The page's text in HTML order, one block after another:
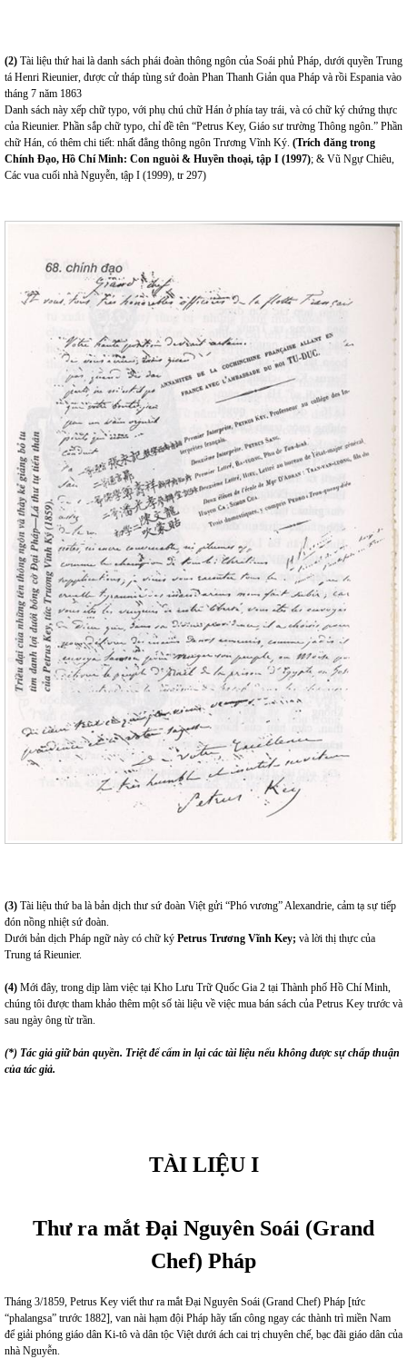
(2) Tài liệu thứ hai là danh sách phái đoàn thông ngôn của Soái phủ Pháp, dưới quyền Trung
tá Henri Rieunier, được cử tháp tùng sứ đoàn Phan Thanh Giản qua Pháp và rồi Espania vào
tháng 7 năm 1863
Danh sách này xếp chữ typo, với phụ chú chữ Hán ở phía tay trái, và có chữ ký chứng thực
của Rieunier. Phần sắp chữ typo, chỉ đề tên “Petrus Key, Giáo sư trường Thông ngôn.” Phần
chữ Hán, có thêm chi tiết: nhất đẳng thông ngôn Trương Vĩnh Ký. (Trích đăng trong
Chính Đạo, Hồ Chí Minh: Con nguòi & Huyền thoại, tập I (1997); & Vũ Ngự Chiêu,
Các vua cuối nhà Nguyễn, tập I (1999), tr 297)
(3) Tài liệu thứ ba là bản dịch thư sứ đoàn Việt gửi “Phó vương” Alexandrie, cảm tạ sự tiếp
đón nồng nhiệt sứ đoàn.
Dưới bản dịch Pháp ngữ này có chữ ký Petrus Trương Vĩnh Key; và lời thị thực của
Trung tá Rieunier.
(4) Mới đây, trong dịp làm việc tại Kho Lưu Trữ Quốc Gia 2 tại Thành phố Hồ Chí Minh,
chúng tôi được tham khảo thêm một số tài liệu về việc mua bán sách của Petrus Key trước và
sau ngày ông từ trần.
(*) Tác giả giữ bản quyền. Triệt để cấm in lại các tài liệu nếu không được sự chấp thuận
của tác giả.
TÀI LIỆU I
Thư ra mắt Đại Nguyên Soái (Grand
Chef) Pháp
Tháng 3/1859, Petrus Key viết thư ra mắt Đại Nguyên Soái (Grand Chef) Pháp [tức
“phalangsa” trước 1882], van nài hạm đội Pháp hãy tấn công ngay các thành trì miền Nam
để giải phóng giáo dân Ki-tô và dân tộc Việt dưới ách cai trị chuyên chế, bạc đãi giáo dân của
nhà Nguyễn.